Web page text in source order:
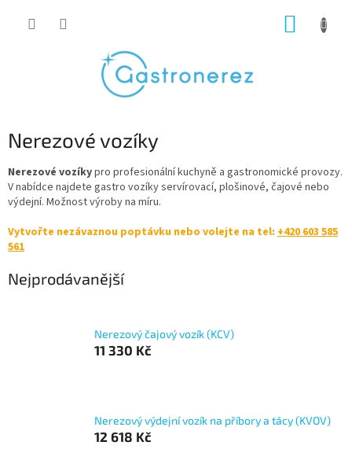
Nerezové vozíky
Nerezové vozíkypro profesionální kuchyně a gastronomické provozy.
V nabídce najdete gastro vozíkyservírovací, plošinové, čajové nebo
výdejní. Možnost výroby na míru.
Vytvořte nezávaznou poptávku nebo volejte na tel: +420 603 585
561
Nejprodávanější
Nerezový čajový vozík (KCV)
11 330 Kč
Nerezový výdejní vozík na příbory a tácy (KVOV)
12 618 Kč